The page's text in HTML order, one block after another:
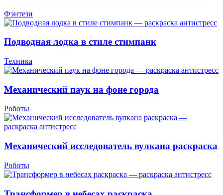
Фэнтези
Подводная лодка в стиле стимпанк
Техника
Механический паук на фоне города
Роботы
Механический исследователь вулкана раскраска
Роботы